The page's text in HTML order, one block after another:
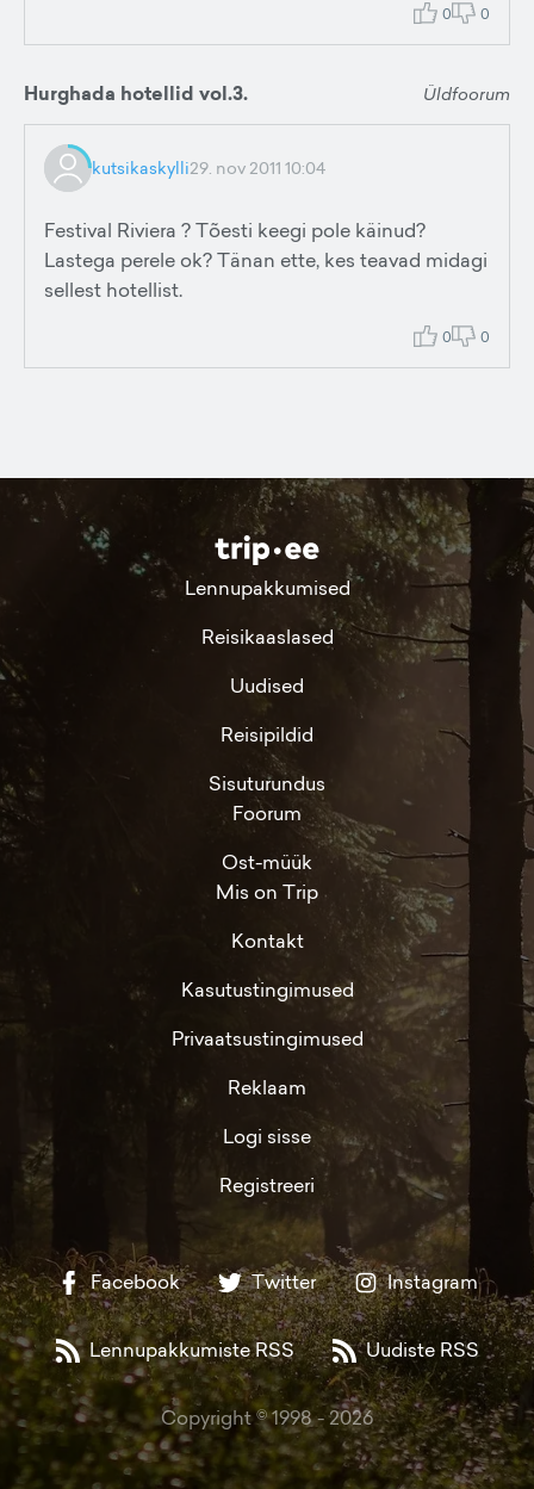
0 0
Hurghada hotellid vol.3. Üldfoorum
kutsikaskylli29. nov 2011 10:04
Festival Riviera ? Tõesti keegi pole käinud?
Lastega perele ok? Tänan ette, kes teavad midagi
sellest hotellist.
0 0
Lennupakkumised
Reisikaaslased
Uudised
Reisipildid
Sisuturundus
Foorum
Ost-müük
Mis on Trip
Kontakt
Kasutustingimused
Privaatsustingimused
Reklaam
Logi sisse
Registreeri
Facebook Twitter Instagram
Lennupakkumiste RSS Uudiste RSS
Copyright © 1998 -2026